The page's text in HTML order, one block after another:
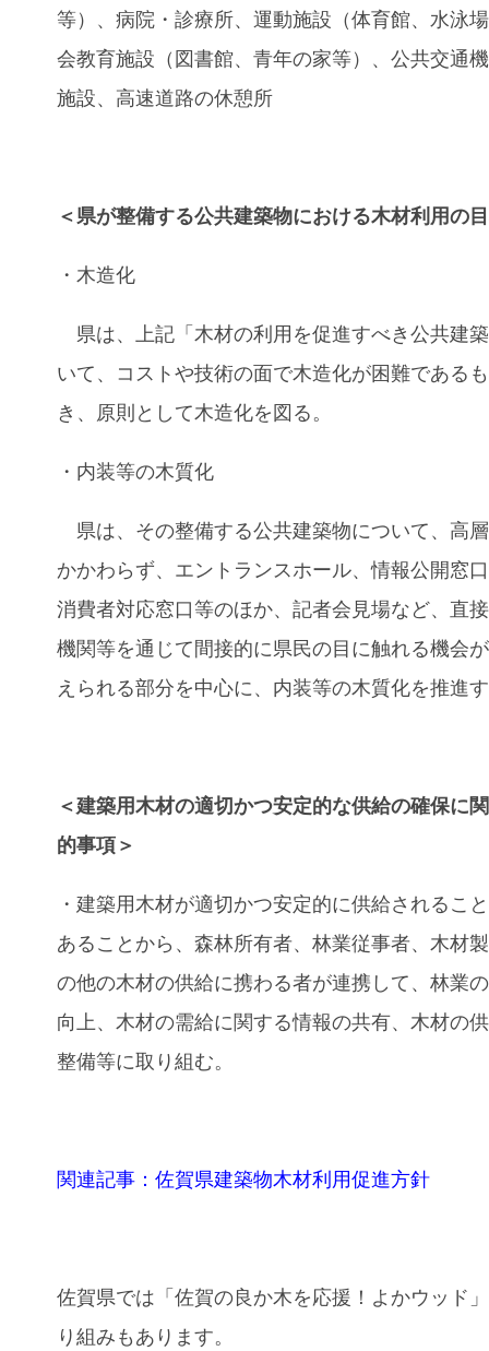
等）、病院・診療所、運動施設（体育館、水泳
会教育施設（図書館、青年の家等）、公共交通
施設、高速道路の休憩所
＜県が整備する公共建築物における木材利用の
・木造化
県は、上記「木材の利用を促進すべき公共建
いて、コストや技術の面で木造化が困難である
き、原則として木造化を図る。
・内装等の木質化
県は、その整備する公共建築物について、高
かかわらず、エントランスホール、情報公開窓
消費者対応窓口等のほか、記者会見場など、直
機関等を通じて間接的に県民の目に触れる機会
えられる部分を中心に、内装等の木質化を推進
＜建築用木材の適切かつ安定的な供給の確保に
的事項＞
・建築用木材が適切かつ安定的に供給されるこ
あることから、森林所有者、林業従事者、木材
の他の木材の供給に携わる者が連携して、林業
向上、木材の需給に関する情報の共有、木材の
整備等に取り組む。
関連記事：佐賀県建築物木材利用促進方針
佐賀県では 「佐賀の良か木を応援！よかウッド
り組みもあります。